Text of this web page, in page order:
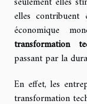
elles contribuent
économique
transformation
passant par la
En effet, les
transformation